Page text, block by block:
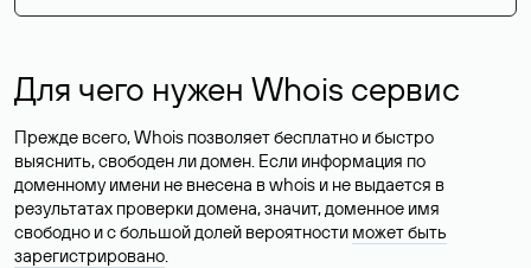
Для чего нужен Whois сервис
Прежде всего, Whois позволяет бесплатно и быстро
выяснить, свободен ли домен. Если информация по
доменному имени не внесена в whois и не выдается в
результатах проверки домена, значит, доменное имя
свободно и с большой долей вероятности может быть
зарегистрировано.